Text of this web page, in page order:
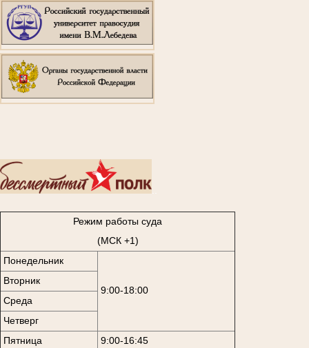
Режим работы суда
(МСК +1)
Понедельник
9:00-18:00
Вторник
Среда
Четверг
Пятница
9:00-16:45